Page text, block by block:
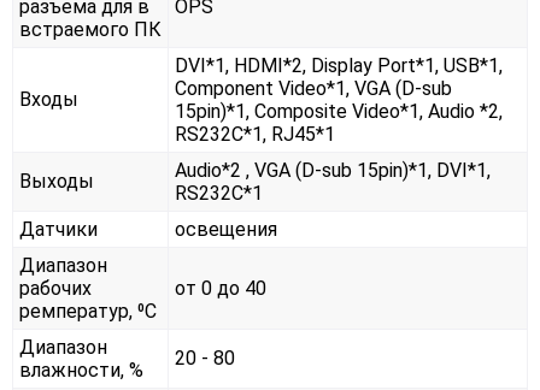
разъема для в
встраемого ПК
OPS
Входы
DVI*1, HDMI*2, Display Port*1, USB*1,
Component Video*1, VGA (D-sub
15pin)*1, Composite Video*1, Audio *2,
RS232С*1, RJ45*1
Выходы
Audio*2 , VGA (D-sub 15pin)*1, DVI*1,
RS232С*1
Датчики
освещения
Диапазон
рабочих
ремператур, ⁰С
от 0 до 40
Диапазон
влажности, %
20 - 80